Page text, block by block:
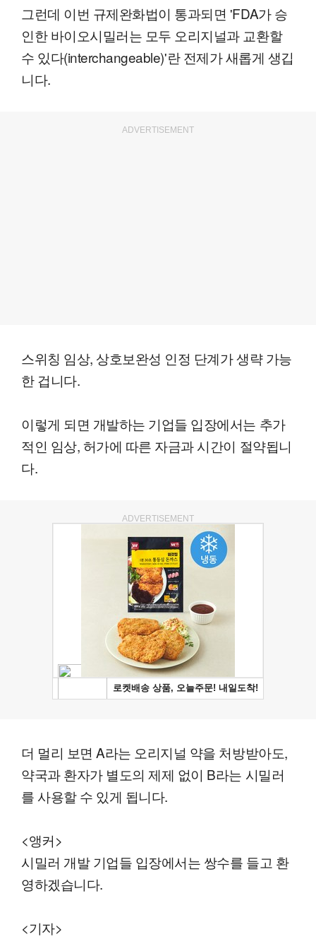
그런데 이번 규제완화법이 통과되면 'FDA가 승
인한 바이오시밀러는 모두 오리지널과 교환할
수 있다(interchangeable)'란 전제가 새롭게 생깁
니다.
ADVERTISEMENT
스위칭 임상, 상호보완성 인정 단계가 생략 가능
한 겁니다.
이렇게 되면 개발하는 기업들 입장에서는 추가
적인 임상, 허가에 따른 자금과 시간이 절약됩니
다.
ADVERTISEMENT
더 멀리 보면 A라는 오리지널 약을 처방받아도,
약국과 환자가 별도의 제제 없이 B라는 시밀러
를 사용할 수 있게 됩니다.
<앵커>
시밀러 개발 기업들 입장에서는 쌍수를 들고 환
영하겠습니다.
<기자>